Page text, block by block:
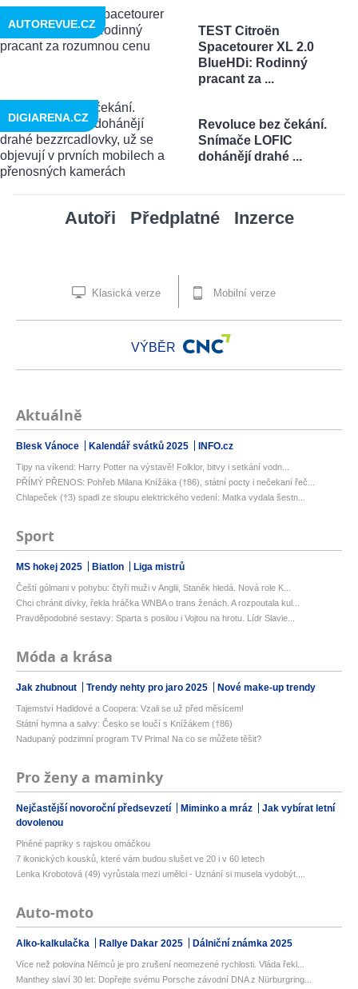
TEST Citroën
Spacetourer XL 2.0
BlueHDi: Rodinný
pracant za ...
AUTOREVUE.CZ
Revoluce bez čekání.
Snímače LOFIC
dohánějí drahé ...
DIGIARENA.CZ
Autoři Předplatné Inzerce
Klasická verze Mobilní verze
VÝBĚR
Aktuálně
Blesk Vánoce Kalendář svátků 2025 INFO.cz
Tipy na víkend: Harry Potter na výstavě! Folklor, bitvy i setkání vodn...
PŘÍMÝ PŘENOS: Pohřeb Milana Knížáka (†86), státní pocty i nečekaní řeč...
Chlapeček (†3) spadl ze sloupu elektrického vedení: Matka vydala šestn...
Sport
MS hokej 2025 Biatlon Liga mistrů
Čeští gólmani v pohybu: čtyři muži v Anglii, Staněk hledá. Nová role K...
Chci chránit dívky, řekla hráčka WNBA o trans ženách. A rozpoutala kul...
Pravděpodobné sestavy: Sparta s posilou i Vojtou na hrotu. Lídr Slavie...
Móda a krása
Jak zhubnout Trendy nehty pro jaro 2025 Nové make-up trendy
Tajemství Hadidové a Coopera: Vzali se už před měsícem!
Státní hymna a salvy: Česko se loučí s Knížákem (†86)
Nadupaný podzimní program TV Prima! Na co se můžete těšit?
Pro ženy a maminky
Nejčastější novoroční předsevzetí Miminko a mráz
Jak vybírat letní
dovolenou
Plněné papriky s rajskou omáčkou
7 ikonických kousků, které vám budou slušet ve 20 i v 60 letech
Lenka Krobotová (49) vyrůstala mezi umělci - Uznání si musela vydobýt....
Auto-moto
Alko-kalkulačka Rallye Dakar 2025 Dálniční známka 2025
Více než polovina Němců je pro zrušení neomezené rychlosti. Vláda řekl...
Manthey slaví 30 let: Dopřejte svému Porsche závodní DNA z Nürburgring...